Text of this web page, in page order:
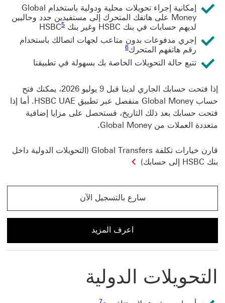
إمكانية إجراء تحويلات محلية ودولية باستخدام Global
Money على هاتفك المتحرك إلى مستفيدين جدد وحاليين
لديهم حسابات في بنك HSBC وغير بنك HSBC
5
إجري مدفوعات بدون متاعب لجهات اتصالك باستخدام
رقم هاتفهم المتحرك‏‎
تتبع حالة التحويلات الخاصة بك بسهولة في تطبيقنا
إذا فتحت حسابك الجاري لدينا قبل 9 يوليو 2026، يمكنك فتح
حساب Global Money منفصل عبر تطبيق HSBC UAE. أما إذا
فتحت حسابك بعد ذلك التاريخ، فستحصل على مزايا إضافية
متعددة العملات من Global Money.
قارن خيارات تكلفة Global Transfers (التحويلات الدولية داخل
بنك HSBC إلى حسابك)
سارع بالتسجيل الآن
سارع بالتسجيل الآن للحصول على حساب خدمة Global Money
اعرف المزيد
اعرف المزيد حول حساب خدمة Global Money
التحويلات الدولية
7